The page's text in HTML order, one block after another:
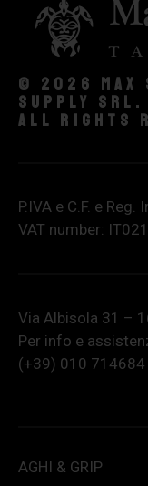
© 2026
supply srl.
All rights
P.IVA e C.F. e
VAT number:
Via Albisola 31 –
Per info e
(+39) 010 714684
AGHI & GRIP